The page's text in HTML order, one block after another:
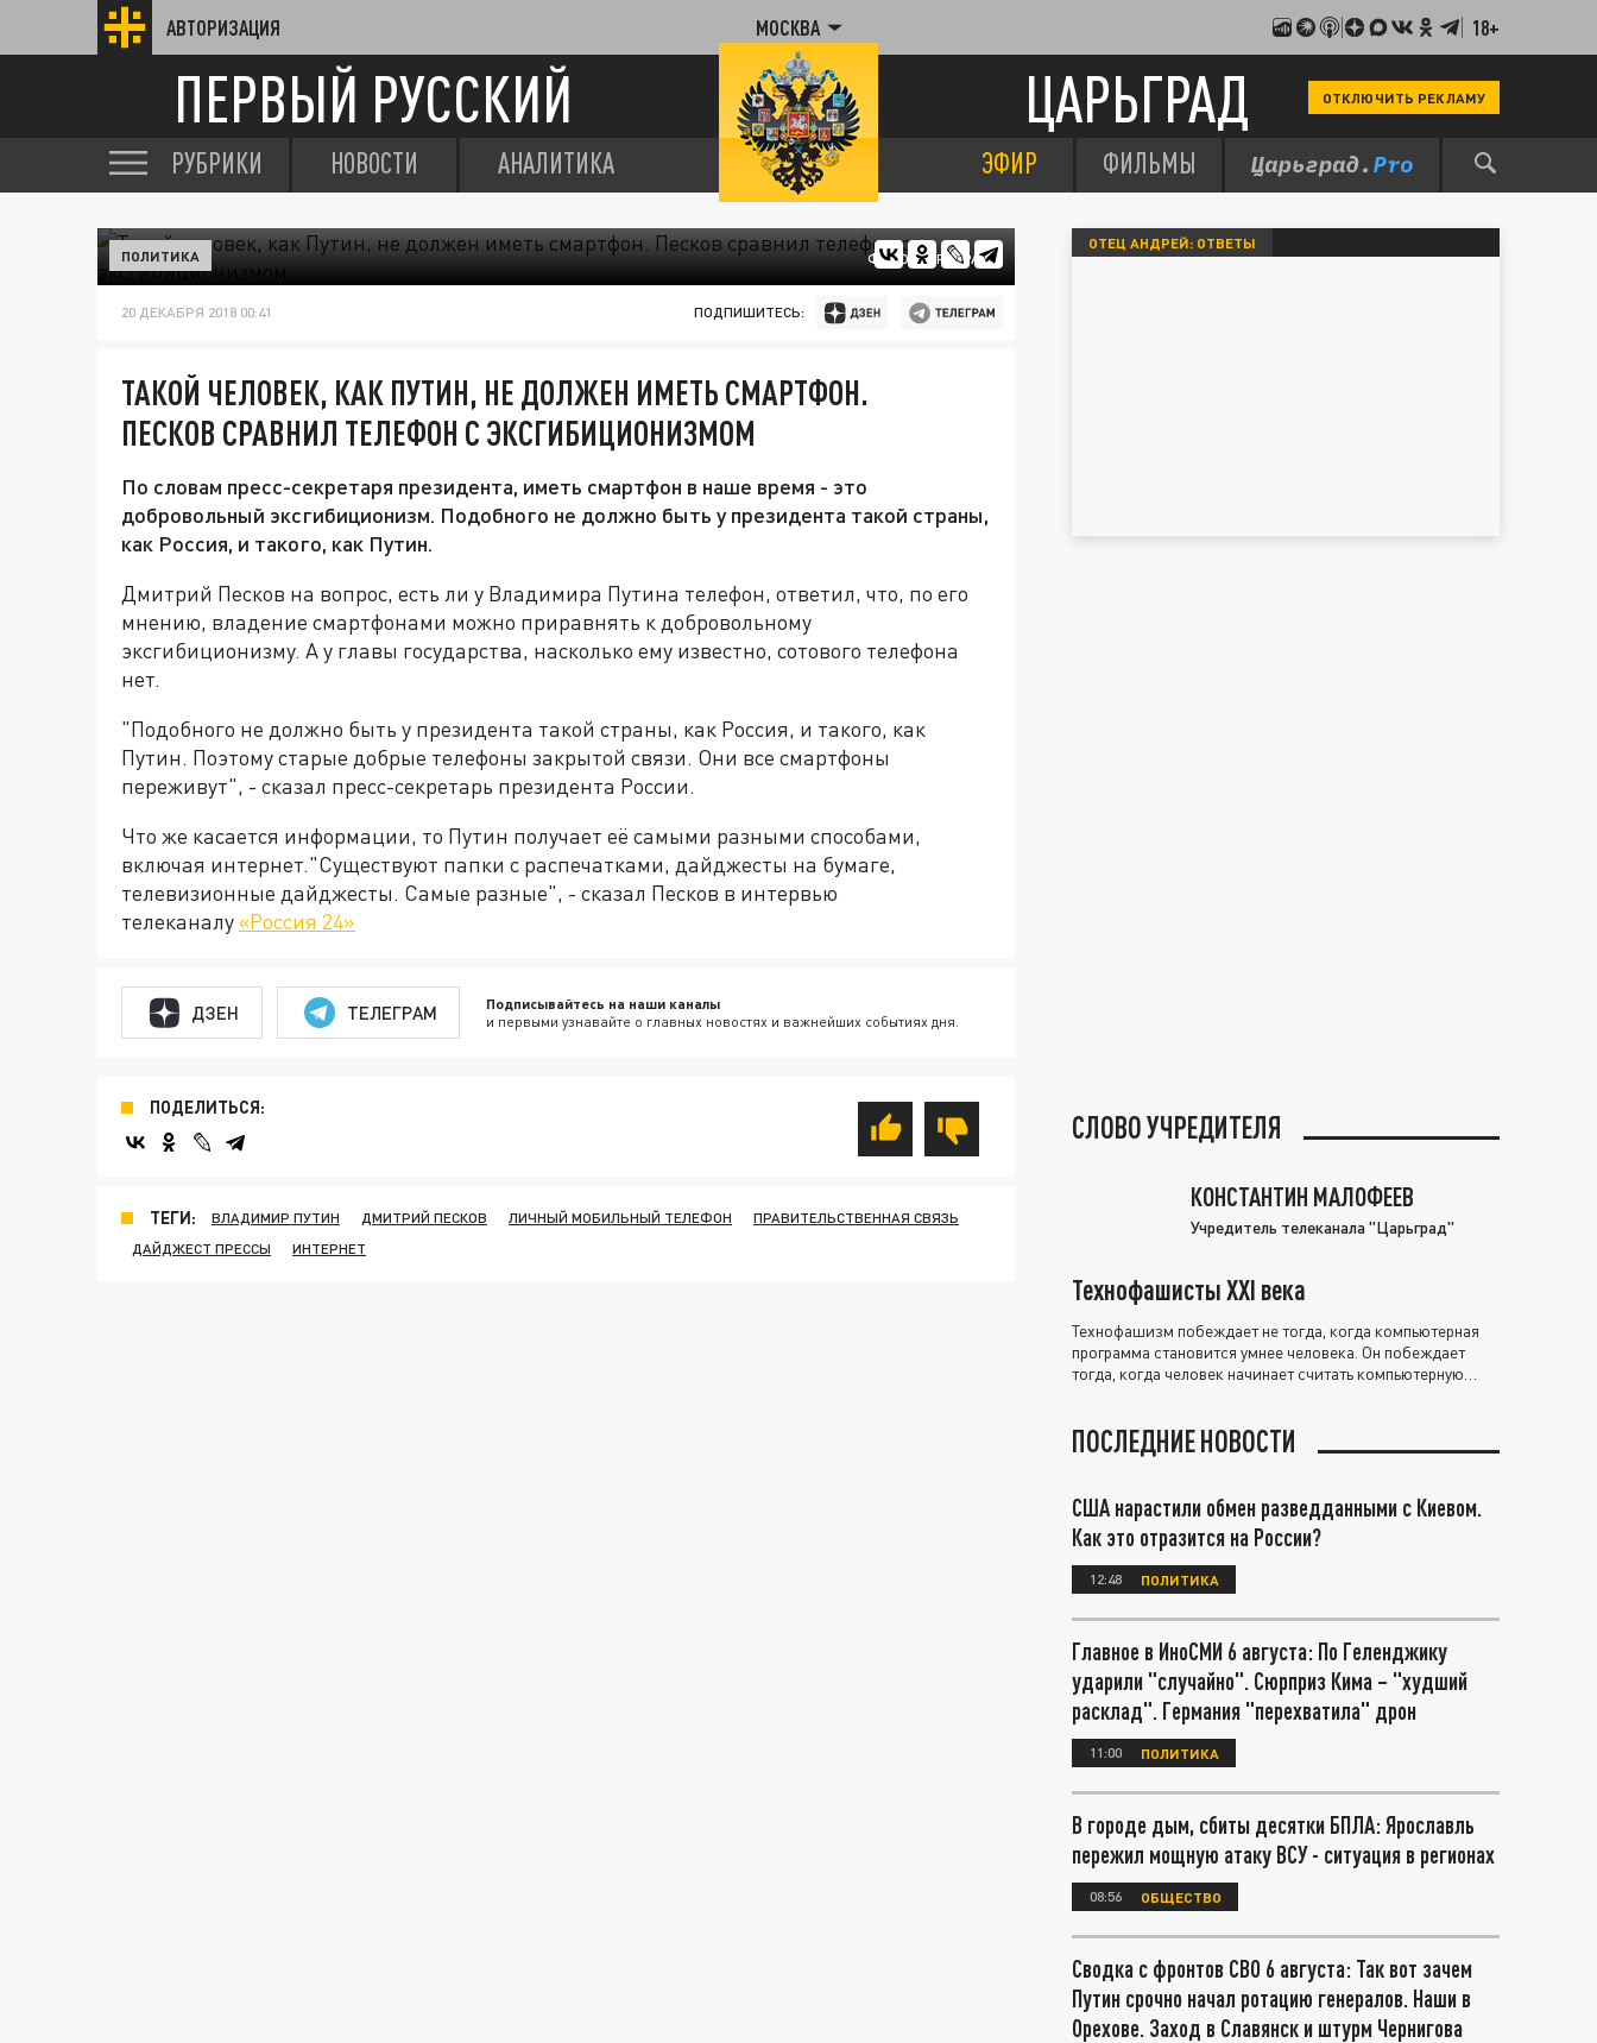
АВТОРИЗАЦИЯ МОСКВА 18+
ПЕРВЫЙ РУССКИЙ ЦАРЬГРАД ОТКЛЮЧИТЬ РЕКЛАМУ
РУБРИКИ НОВОСТИ АНАЛИТИКА ЭФИР ФИЛЬМЫ
ФОТО: ЦАРЬГРАД
ПОЛИТИКА
20 ДЕКАБРЯ 2018 00:41 ПОДПИШИТЕСЬ:
ТАКОЙ ЧЕЛОВЕК, КАК ПУТИН, НЕ ДОЛЖЕН ИМЕТЬ СМАРТФОН.
ПЕСКОВ СРАВНИЛ ТЕЛЕФОН С ЭКСГИБИЦИОНИЗМОМ
По словам пресс-секретаря президента, иметь смартфон в наше время - это
добровольный эксгибиционизм. Подобного не должно быть у президента такой страны,
как Россия, и такого, как Путин.
Дмитрий Песков на вопрос, есть ли у Владимира Путина телефон, ответил, что, по его
мнению, владение смартфонами можно приравнять к добровольному
эксгибиционизму. А у главы государства, насколько ему известно, сотового телефона
нет.
"Подобного не должно быть у президента такой страны, как Россия, и такого, как
Путин. Поэтому старые добрые телефоны закрытой связи. Они все смартфоны
переживут", - сказал пресс-секретарь президента России.
Что же касается информации, то Путин получает её самыми разными способами,
включая интернет."Существуют папки с распечатками, дайджесты на бумаге,
телевизионные дайджесты. Самые разные", - сказал Песков в интервью
телеканалу«Россия 24»
ДЗЕН ТЕЛЕГРАМ Подписывайтесь на наши каналы
и первыми узнавайте о главных новостях и важнейших событиях дня.
ПОДЕЛИТЬСЯ:
ТЕГИ: ВЛАДИМИР ПУТИН ДМИТРИЙ ПЕСКОВ ЛИЧНЫЙ МОБИЛЬНЫЙ ТЕЛЕФОН
ПРАВИТЕЛЬСТВЕННАЯ СВЯЗЬ
ДАЙДЖЕСТ ПРЕССЫ
ИНТЕРНЕТ
ОТЕЦ АНДРЕЙ: ОТВЕТЫ
СЛОВО УЧРЕДИТЕЛЯ
КОНСТАНТИН МАЛОФЕЕВ
Учредитель телеканала "Царьград"
Технофашисты XXI века
Технофашизм побеждает не тогда, когда компьютерная
программа становится умнее человека. Он побеждает
тогда, когда человек начинает считать компьютерную
ПОСЛЕДНИЕ НОВОСТИ
США нарастили обмен разведданными с Киевом.
Как это отразится на России?
12:48 ПОЛИТИКА
Главное в ИноСМИ 6 августа: По Геленджику
ударили "случайно". Сюрприз Кима – "худший
расклад". Германия "перехватила" дрон
11:00 ПОЛИТИКА
В городе дым, сбиты десятки БПЛА: Ярославль
пережил мощную атаку ВСУ - ситуация в регионах
08:56 ОБЩЕСТВО
Сводка с фронтов СВО 6 августа: Так вот зачем
Путин срочно начал ротацию генералов. Наши в
Орехове. Заход в Славянск и штурм Чернигова